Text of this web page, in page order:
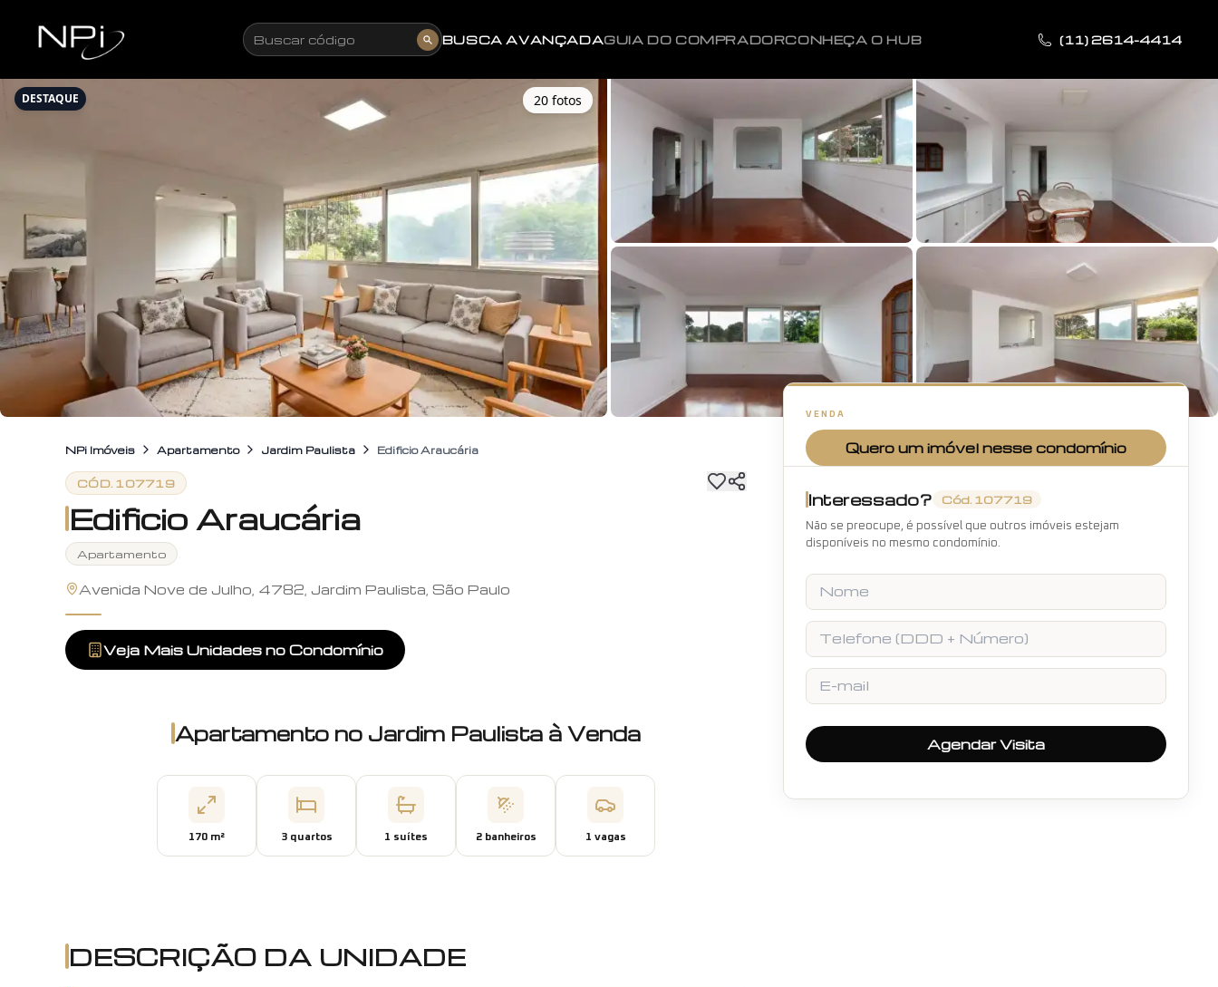
Buscar código BUSCA AVANÇADAGUIA DO COMPRADORCONHEÇA O HUB (11) 2614-4414
DESTAQUE 20 fotos
+15fotos
NPi Imóveis Apartamento Jardim Paulista Edificio Araucária
CÓD. 107719
Edificio Araucária
Apartamento
Avenida Nove de Julho, 4782, Jardim Paulista, São Paulo
Veja Mais Unidades no Condomínio
Apartamento no Jardim Paulista à Venda
170 m² 3quartos 1 suítes 2banheiros 1 vagas
DESCRIÇÃO DA UNIDADE
VENDA
Quero um imóvel nesse condomínio
Interessado? Cód. 107719
Não se preocupe, é possível que outros imóveis estejam
disponíveis no mesmo condomínio.
Nome
Telefone
E-mail
Agendar Visita